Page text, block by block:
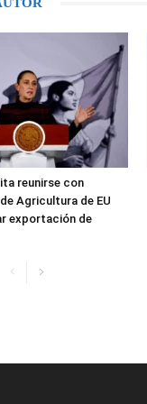
reunirse con
Agricultura de EU
exportación de